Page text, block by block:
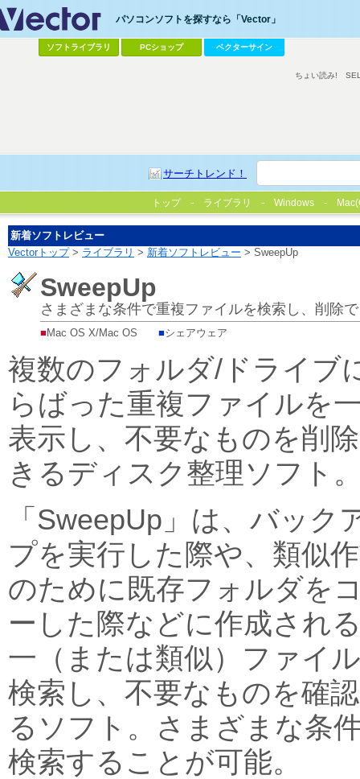
パソコンソフトを探すなら「Vector」
ソフトライブラリ PCショップ ベクターサイン
サーチトレンド！
ちょい読み!
トップ ライブラリ Windows
新着ソフトレビュー
Vectorトップ> ライブラリ > 新着ソフトレビュー > SweepUp
SweepUp
さまざまな条件で重複ファイルを検索し、削除
■ Mac OS X/Mac OS ■シェアウェア
複数のフォルダ/ドライブ
らばった重複ファイルを
表示し、不要なものを削
きるディスク整理ソフト
「SweepUp」は、バック
プを実行した際や、類似
のために既存フォルダを
ーした際などに作成され
一（または類似）ファイ
検索し、不要なものを確
るソフト。さまざまな条
検索することが可能。